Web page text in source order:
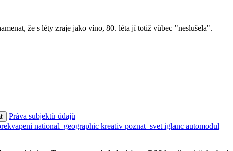
že s léty zraje jako víno, 80. léta jí totiž vůbec "neslušela".
Práva subjektů údajů
national_geographic kreativ poznat_svet iglanc automodul